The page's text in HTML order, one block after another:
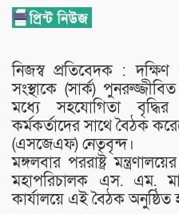
​নিজস্ব প্রতিবেদক :
সংস্থাকে (সার্ক)
মধ্যে সহযোগিতা বৃদ্ধির
কর্মকর্তাদের সাথে বৈঠক
(এসজেএফ) নেতৃবৃন্দ।
মঙ্গলবার পররাষ্ট্র
মহাপরিচালক এস. এম.
কার্যালয়ে এই বৈঠক অনুষ্ঠিত